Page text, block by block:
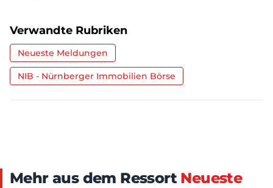
Verwandte Rubriken
Neueste Meldungen
NIB - Nürnberger Immobilien Börse
Mehr aus dem Ressort Neueste